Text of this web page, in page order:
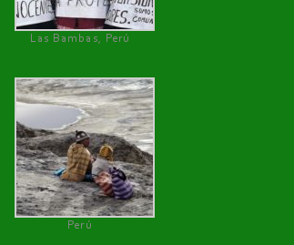
Las Bambas, Perú
Perú